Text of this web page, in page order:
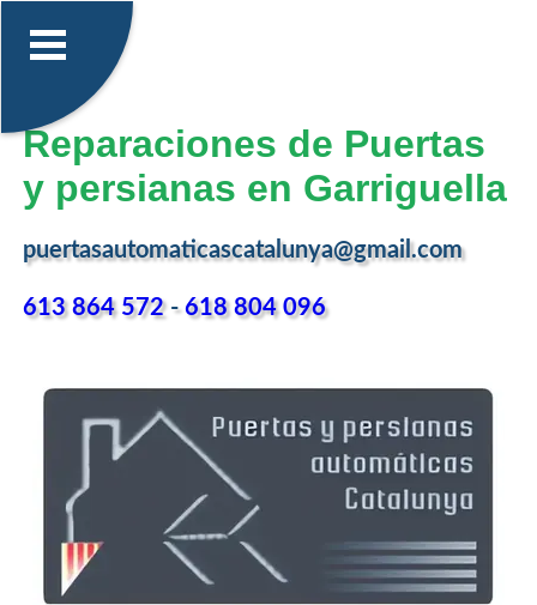
Reparaciones de Puertas
y persianas en Garriguella
puertasautomaticascatalunya@gmail.com
613 864 572-618 804 096